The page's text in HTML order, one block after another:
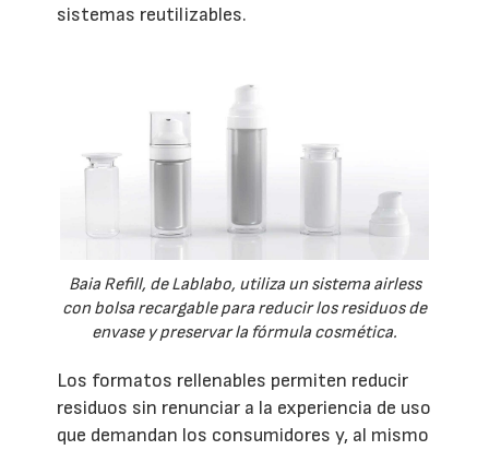
sistemas reutilizables.
Baia Refill, de Lablabo, utiliza un sistema airless
con bolsa recargable para reducir los residuos de
envase y preservar la fórmula cosmética.
Los formatos rellenables permiten reducir
residuos sin renunciar a la experiencia de uso
que demandan los consumidores y, al mismo